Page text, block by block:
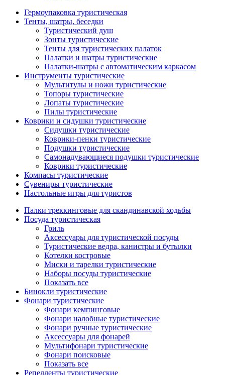
Гермоупаковка туристическая
Тенты, шатры, беседки
Туристический душ
Зонты туристические
Тенты для туристических палаток
Палатки и шатры туристические
Палатки-шатры с автоматическим каркасом
Инструменты туристические
Мультитулы и ножи туристические
Топоры туристические
Лопаты туристические
Пилы туристические
Коврики и сидушки туристические
Сидушки туристические
Коврики-пенки туристические
Подушки туристические
Самонадувающиеся подушки туристические
Коврики туристические
Компасы туристические
Сувениры туристические
Настольные игры для туристов
Палки треккинговые для скандинавской ходьбы
Посуда туристическая
Гриль
Аксессуары для туристической посуды
Туристические ведра, канистры и бутылки
Котелки костровые
Миски и тарелки туристические
Наборы посуды туристические
Показать все
Бинокли туристические
Фонари туристические
Фонари кемпинговые
Фонари налобные туристические
Фонари ручные туристические
Аксессуары для фонарей
Мультифонари туристические
Фонари поисковые
Показать все
Репелленты туристические